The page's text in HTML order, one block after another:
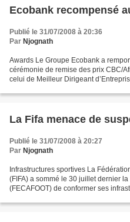
Ecobank recompensé
Publié le 31/07/2008 à 20:36
Par Njognath
Awards Le Groupe Ecobank a
cérémonie de remise des prix CBC/
celui de Meilleur Dirigeant
La Fifa menace de
Publié le 31/07/2008 à 20:27
Par Njognath
Infrastructures sportives La
(FIFA) a sommé le 30 juillet dernier
(FECAFOOT) de conformer ses